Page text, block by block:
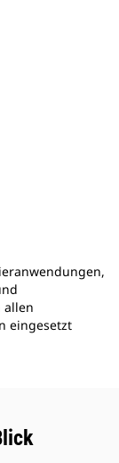
allen
eingesetzt